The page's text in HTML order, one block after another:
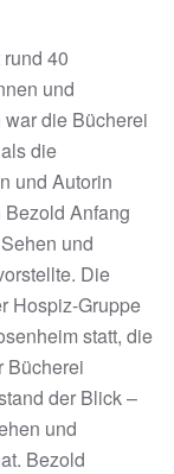
40
und
die Bücherei
die
und Autorin
Anfang
und
Die
Hospiz-Gruppe
statt, die
Bücherei
der Blick –
und
Bezold